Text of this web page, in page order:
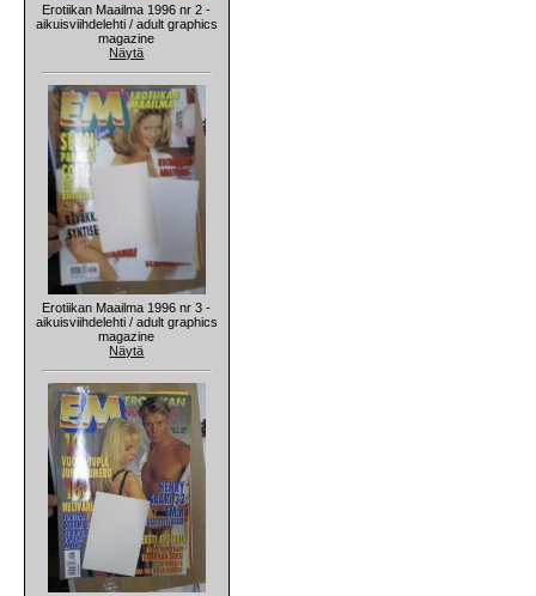
Erotiikan Maailma 1996 nr 2 -
aikuisviihdelehti / adult graphics
magazine
Näytä
Erotiikan Maailma 1996 nr 3 -
aikuisviihdelehti / adult graphics
magazine
Näytä